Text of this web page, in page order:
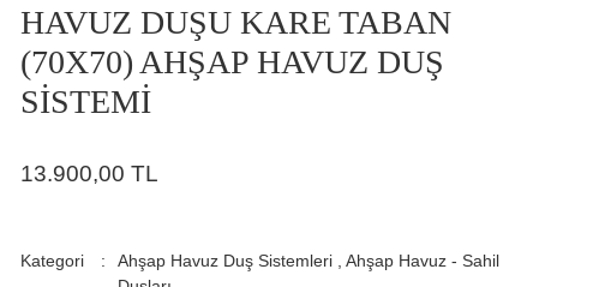
HAVUZ DUŞU KARE TABAN
(70X70) AHŞAP HAVUZ DUŞ
SİSTEMİ
13.900,00 TL
Kategori Ahşap Havuz Duş Sistemleri ,Ahşap Havuz - Sahil